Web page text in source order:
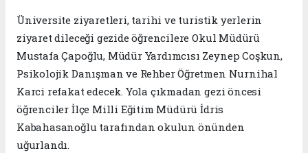
Üniversite ziyaretleri, tarihi ve turistik yerlerin
ziyaret dileceği gezide öğrencilere Okul Müdürü
Mustafa Çapoğlu, Müdür Yardımcısı Zeynep Coşkun,
Psikolojik Danışman ve Rehber Öğretmen Nurnihal
Karci refakat edecek. Yola çıkmadan gezi öncesi
öğrenciler İlçe Milli Eğitim Müdürü İdris
Kabahasanoğlu tarafından okulun önünden
uğurlandı.